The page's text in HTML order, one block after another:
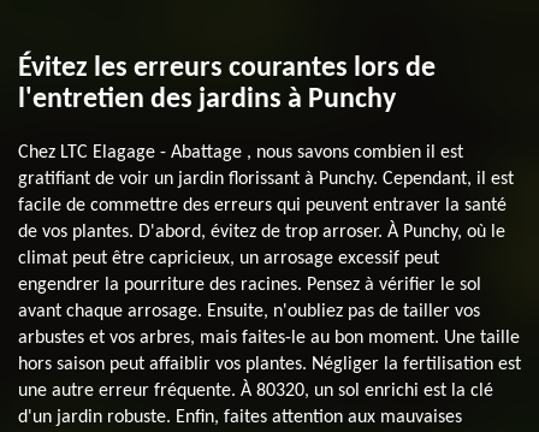
Évitez les erreurs courantes lors de
l'entretien des jardins à Punchy
Chez LTC Elagage - Abattage , nous savons combien il est
gratifiant de voir un jardin florissant à Punchy. Cependant, il est
facile de commettre des erreurs qui peuvent entraver la santé
de vos plantes. D'abord, évitez de trop arroser. À Punchy, où le
climat peut être capricieux, un arrosage excessif peut
engendrer la pourriture des racines. Pensez à vérifier le sol
avant chaque arrosage. Ensuite, n'oubliez pas de tailler vos
arbustes et vos arbres, mais faites-le au bon moment. Une taille
hors saison peut affaiblir vos plantes. Négliger la fertilisation est
une autre erreur fréquente. À 80320, un sol enrichi est la clé
d'un jardin robuste. Enfin, faites attention aux mauvaises